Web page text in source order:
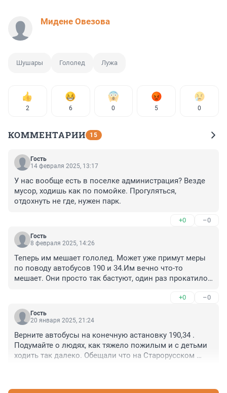
Мидене Овезова
Шушары Гололед Лужа
2 6 0 5 0
КОММЕНТАРИИ 15
Гость
14 февраля 2025, 13:17
У нас вообще есть в поселке администрация? Везде
мусор, ходишь как по помойке. Прогуляться,
отдохнуть не где, нужен парк.
+0 –0
Гость
8 февраля 2025, 14:26
Теперь им мешает гололед. Может уже примут меры
по поводу автобусов 190 и 34.Им вечно что-то
мешает. Они просто так бастуют, один раз прокатило
простые страдают. Может хватит уже издеваться над
людьми. Прошу обратить внимания на эту ситуацию .
Очень просим разобраться и помочь. Вернуть обратно
+0 –0
Гость
20 января 2025, 21:24
Верните автобусы на конечную астановку 190,34 .
Подумайте о людях, как тяжело пожилым и с детьми
ходить так далеко. Обещали что на Старорусском